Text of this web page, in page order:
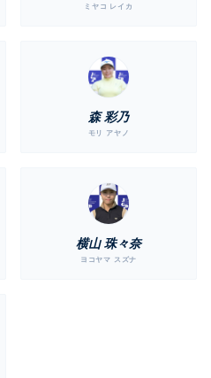
ミヤコ レイカ
森 彩乃
モリ アヤノ
横山 珠々奈
ヨコヤマ スズナ